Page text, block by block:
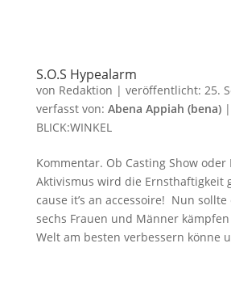
S.O.S Hypealarm
von Redaktion | veröffentlicht: 25.
verfasst von: Abena Appiah (bena)|
BLICK:WINKEL
Kommentar. Ob Casting Show oder
Aktivismus wird die Ernsthaftigkeit
cause it’s an accessoire! Nun sollte
sechs Frauen und Männer
Welt am besten verbessern könne